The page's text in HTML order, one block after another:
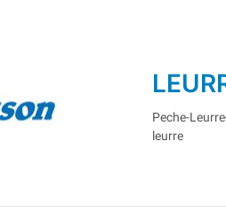
Peche-
leurre